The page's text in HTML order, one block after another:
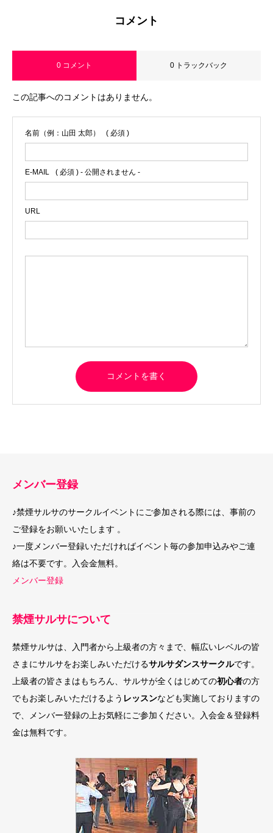
コメント
0 コメント 0 トラックバック
この記事へのコメントはありません。
名前（例：山田 太郎） ( 必須 )
E-MAIL ( 必須 ) - 公開されません -
URL
メンバー登録
♪禁煙サルサのサークルイベントにご参加される際には、事前の
ご登録をお願いいたします 。
♪一度メンバー登録いただければイベント毎の参加申込みやご連
絡は不要です。入会金無料。
メンバー登録
禁煙サルサについて
禁煙サルサは、入門者から上級者の方々まで、幅広いレベルの皆
さまにサルサをお楽しみいただけるサルサダンスサークルです。
上級者の皆さまはもちろん、サルサが全くはじめての初心者の方
でもお楽しみいただけるよう レッスンなども実施しておりますの
で、メンバー登録の上お気軽にご参加ください。入会金＆登録料
金は無料です。